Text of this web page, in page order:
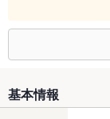
基本情報